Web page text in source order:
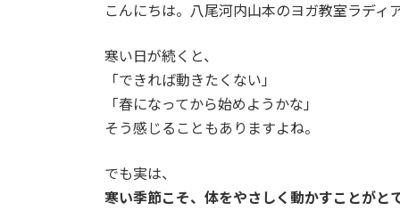
こんにちは。八尾河内山本のヨガ教室ラディ
寒い日が続くと、
「できれば動きたくない」
「春になってから始めようかな」
そう感じることもありますよね。
でも実は、
寒い季節こそ、体をやさしく動かすことがと